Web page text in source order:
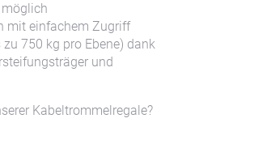
mit einfachem Zugriff
750 kg pro Ebene) dank
und
Kabeltrommelregale?